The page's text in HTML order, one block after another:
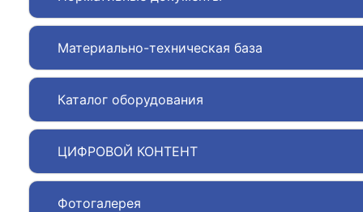
Материально-техническая база
Каталог оборудования
ЦИФРОВОЙ КОНТЕНТ
Фотогалерея